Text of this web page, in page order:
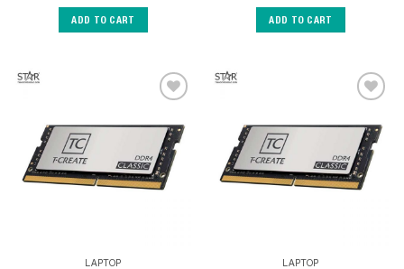
ADD TO CART ADD TO CART
Wishlist
LAPTOP
Wishlist
LAPTOP